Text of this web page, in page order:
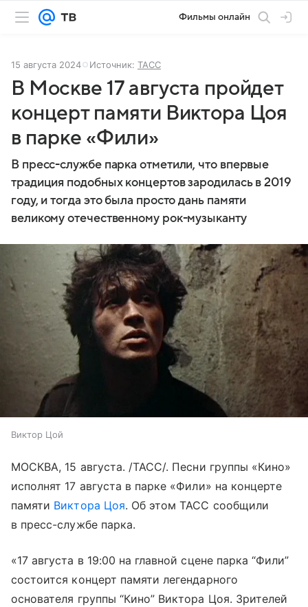
Фильмы онлайн
15 августа 2024 Источник: ТАСС
В Москве 17 августа пройдет
концерт памяти Виктора Цоя
в парке «Фили»
В пресс-службе парка отметили, что впервые
традиция подобных концертов зародилась в 2019
году, и тогда это была просто дань памяти
великому отечественному рок-музыканту
Виктор Цой
МОСКВА, 15 августа. /ТАСС/. Песни группы «Кино»
исполнят 17 августа в парке «Фили» на концерте
памяти Виктора Цоя. Об этом ТАСС сообщили
в пресс-службе парка.
«17 августа в 19:00 на главной сцене парка “Фили”
состоится концерт памяти легендарного
основателя группы “Кино” Виктора Цоя. Зрителей